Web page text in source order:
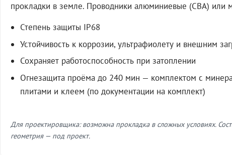
прокладки в земле. Проводники алюминиевые (СВА) или
Степень защиты IP68
Устойчивость к коррозии, ультрафиолету и внешним
Сохраняет работоспособность при затоплении
Огнезащита проёма до 240 мин — комплектом с
плитами и клеем (по документации на комплект)
Для проектировщика: возможна прокладка в сложных условиях.
геометрия — под проект.